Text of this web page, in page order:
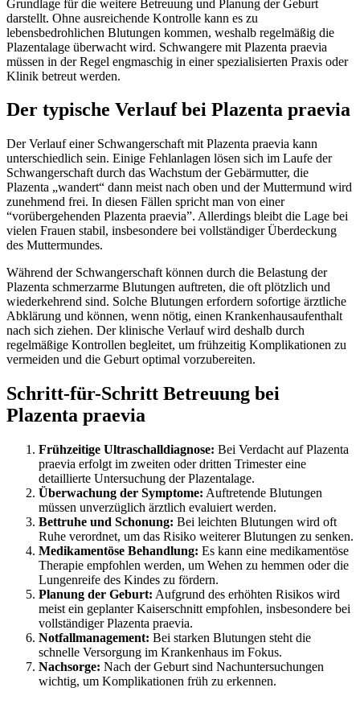
Grundlage für die weitere Betreuung und Planung der Geburt
darstellt. Ohne ausreichende Kontrolle kann es zu
lebensbedrohlichen Blutungen kommen, weshalb regelmäßig die
Plazentalage überwacht wird. Schwangere mit Plazenta praevia
müssen in der Regel engmaschig in einer spezialisierten Praxis oder
Klinik betreut werden.
Der typische Verlauf bei Plazenta praevia
Der Verlauf einer Schwangerschaft mit Plazenta praevia kann
unterschiedlich sein. Einige Fehlanlagen lösen sich im Laufe der
Schwangerschaft durch das Wachstum der Gebärmutter, die
Plazenta „wandert“ dann meist nach oben und der Muttermund wird
zunehmend frei. In diesen Fällen spricht man von einer
“vorübergehenden Plazenta praevia”. Allerdings bleibt die Lage bei
vielen Frauen stabil, insbesondere bei vollständiger Überdeckung
des Muttermundes.
Während der Schwangerschaft können durch die Belastung der
Plazenta schmerzarme Blutungen auftreten, die oft plötzlich und
wiederkehrend sind. Solche Blutungen erfordern sofortige ärztliche
Abklärung und können, wenn nötig, einen Krankenhausaufenthalt
nach sich ziehen. Der klinische Verlauf wird deshalb durch
regelmäßige Kontrollen begleitet, um frühzeitig Komplikationen zu
vermeiden und die Geburt optimal vorzubereiten.
Schritt-für-Schritt Betreuung bei
Plazenta praevia
Frühzeitige Ultraschalldiagnose: Bei Verdacht auf Plazenta
praevia erfolgt im zweiten oder dritten Trimester eine
detaillierte Untersuchung der Plazentalage.
Überwachung der Symptome: Auftretende Blutungen
müssen unverzüglich ärztlich evaluiert werden.
Bettruhe und Schonung: Bei leichten Blutungen wird oft
Ruhe verordnet, um das Risiko weiterer Blutungen zu senken.
Medikamentöse Behandlung: Es kann eine medikamentöse
Therapie empfohlen werden, um Wehen zu hemmen oder die
Lungenreife des Kindes zu fördern.
Planung der Geburt: Aufgrund des erhöhten Risikos wird
meist ein geplanter Kaiserschnitt empfohlen, insbesondere bei
vollständiger Plazenta praevia.
Notfallmanagement: Bei starken Blutungen steht die
schnelle Versorgung im Krankenhaus im Fokus.
Nachsorge: Nach der Geburt sind Nachuntersuchungen
wichtig, um Komplikationen früh zu erkennen.